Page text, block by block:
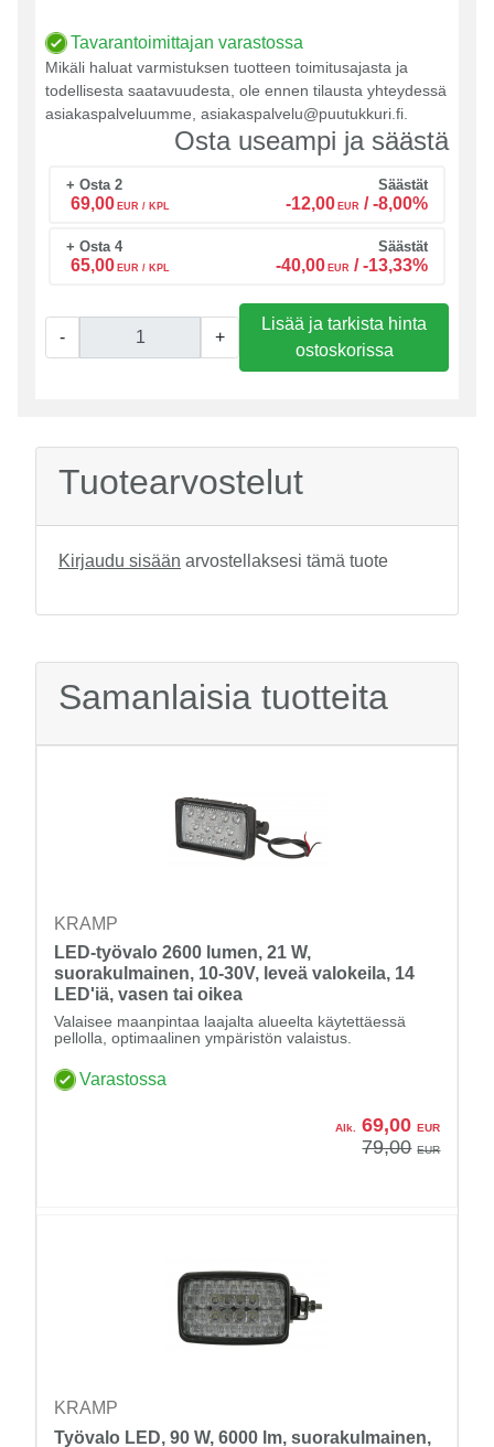
Tavarantoimittajan varastossa
Mikäli haluat varmistuksen tuotteen toimitusajasta ja
todellisesta saatavuudesta, ole ennen tilausta yhteydessä
asiakaspalveluumme, asiakaspalvelu@puutukkuri.fi.
Osta useampi ja säästä
+ Osta 2
69,00 EUR / KPL
Säästät
-12,00 EUR / -8,00%
+ Osta 4
65,00 EUR / KPL
Säästät
-40,00 EUR / -13,33%
- +
Lisää ja tarkista hinta
ostoskorissa
Tuotearvostelut
Kirjaudu sisään arvostellaksesi tämä tuote
Samanlaisia tuotteita
KRAMP
LED-työvalo 2600 lumen, 21 W,
suorakulmainen, 10-30V, leveä valokeila, 14
LED'iä, vasen tai oikea
Valaisee maanpintaa laajalta alueelta käytettäessä
pellolla, optimaalinen ympäristön valaistus.
Varastossa
Alk. 69,00 EUR
79,00 EUR
KRAMP
Työvalo LED, 90 W, 6000 lm, suorakulmainen,